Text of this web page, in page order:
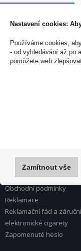
Souhlasím se
PEAL a.s.
U Plynárny 412/101
Přihlášení
Nápověda k registraci a
Obchodní podmínky
Reklamace
Reklamační řád a
elektronické cigarety
Zapomenuté heslo
Nastavení cookies:
Používáme cookies,
- od vyhledávání až po
pomůžete web
Zamítnout vše